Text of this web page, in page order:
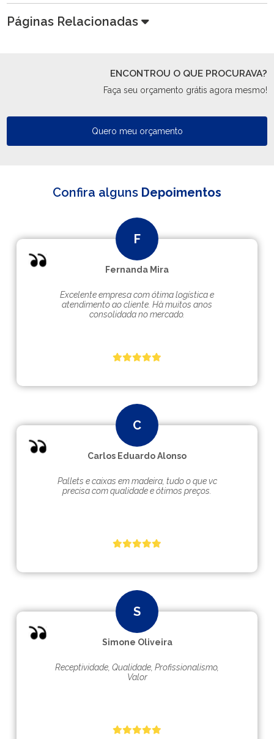
Páginas Relacionadas
ENCONTROU O QUE PROCURAVA?
Faça seu orçamento grátis agora mesmo!
Quero meu orçamento
Confira alguns Depoimentos
Fernanda Mira
Excelente empresa com ótima logística e
atendimento ao cliente. Hà muitos anos
consolidada no mercado.
Carlos Eduardo Alonso
Pallets e caixas em madeira, tudo o que vc
precisa com qualidade e ótimos preços.
Simone Oliveira
Receptividade, Qualidade, Profissionalismo,
Valor